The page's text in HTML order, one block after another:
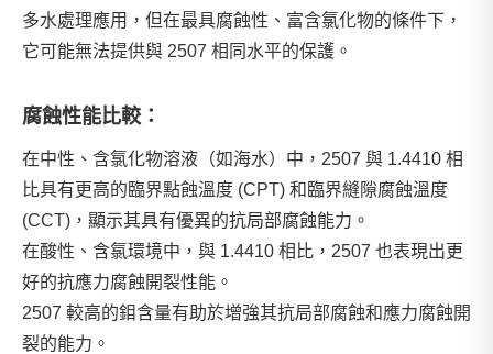
多水處理應用，但在最具腐蝕性、富含氯化物的條件下，
它可能無法提供與 2507 相同水平的保護。
腐蝕性能比較：
在中性、含氯化物溶液（如海水）中，2507 與 1.4410 相
比具有更高的臨界點蝕溫度 (CPT) 和臨界縫隙腐蝕溫度
(CCT)，顯示其具有優異的抗局部腐蝕能力。
在酸性、含氯環境中，與 1.4410 相比，2507 也表現出更
好的抗應力腐蝕開裂性能。
2507 較高的鉬含量有助於增強其抗局部腐蝕和應力腐蝕開
裂的能力。